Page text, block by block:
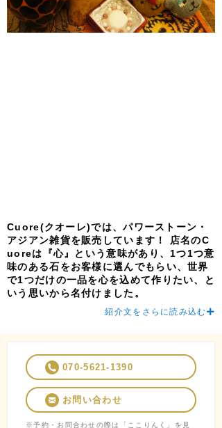
Cuore(クオーレ)では、パワーストーン・
アジアン雑貨を販売しています！ 店名のC
uoreは『心』という意味があり、1つ1つ意
味のある石をお客様に選んでもらい、世界
で1つだけの一品を心を込めて作りたい、と
いう思いから名付けました。
紹介文をさらに読み込む
070-5621-1390
お問い合わせ
※予約・お問合わせの際は「ここりんく」を見